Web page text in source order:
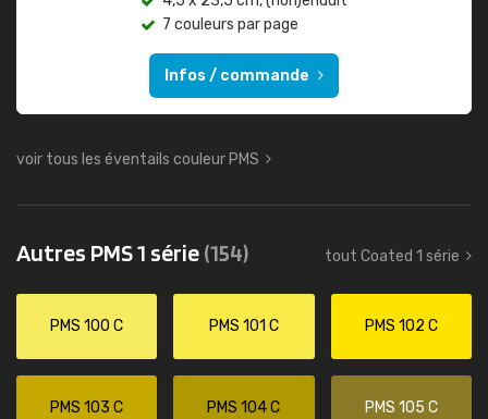
7 couleurs par page
Infos / commande
voir tous les éventails couleur PMS
Autres PMS 1 série(154) tout Coated 1 série
PMS 100 C PMS 101 C PMS 102 C
PMS 103 C PMS 104 C PMS 105 C